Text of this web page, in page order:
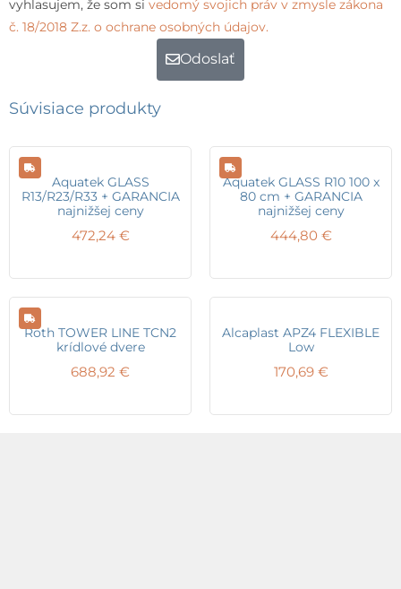
vyhlasujem, že som si vedomý svojich práv v zmysle zákona
č. 18/2018 Z.z. o ochrane osobných údajov.
Odoslať
Súvisiace produkty
Aquatek GLASS
R13/R23/R33 + GARANCIA
najnižšej ceny
472,24 €
Aquatek GLASS R10 100 x
80 cm + GARANCIA
najnižšej ceny
444,80 €
Roth TOWER LINE TCN2
krídlové dvere
688,92 €
Alcaplast APZ4 FLEXIBLE
Low
170,69 €